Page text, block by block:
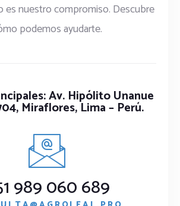
es nuestro compromiso. Descubre
podemos ayudarte.
Av. Hipólito Unanue
Miraflores, Lima – Perú.
989 060 689